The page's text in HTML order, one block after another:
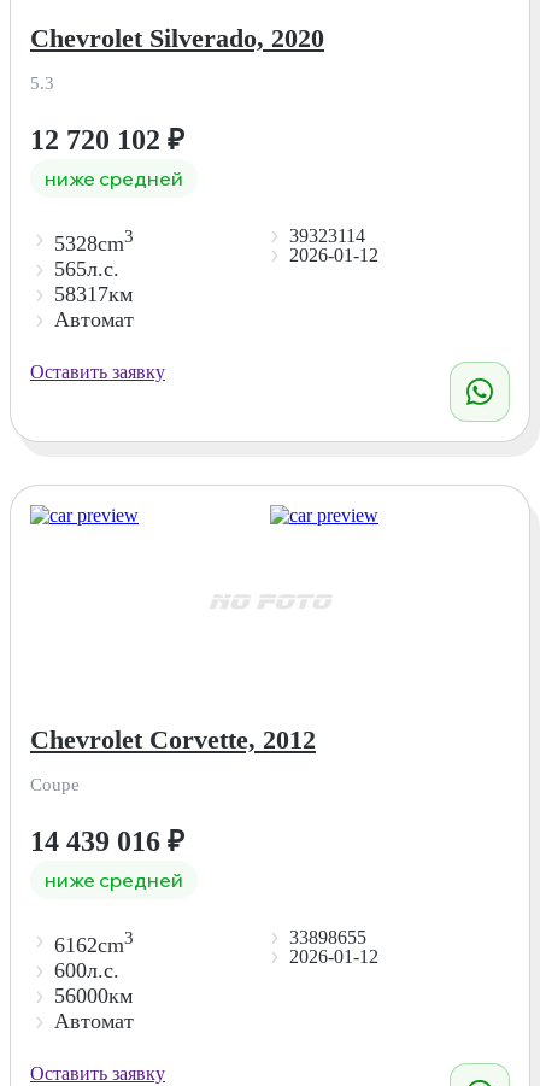
Chevrolet Silverado, 2020
5.3
12 720 102 ₽
ниже средней
5328cm3
565л.с.
58317км
Автомат
39323114
2026-01-12
Оставить заявку
Chevrolet Corvette, 2012
Coupe
14 439 016 ₽
ниже средней
6162cm3
600л.с.
56000км
Автомат
33898655
2026-01-12
Оставить заявку